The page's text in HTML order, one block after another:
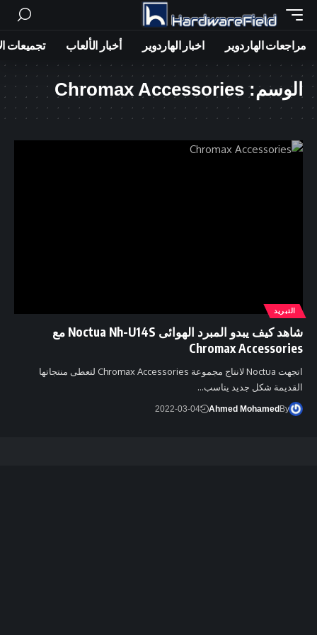
مراجعات الهاردوير اخبار الهاردوير أخبار الألعاب تجميعات
الوسم: Chromax Accessories
التبريد
شاهد كيف يبدو المبرد الهوائى Noctua Nh-U14S مع
Chromax Accessories
اتجهت Noctua لانتاج مجموعة Chromax Accessories لتعطى منتجاتها
القديمة شكل جديد يناسب…
By
Ahmed Mohamed
2022-03-04